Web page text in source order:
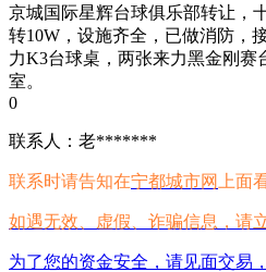
京城国际星辉台球俱乐部转让，
转10W，设施齐全，已做消防，
力K3台球桌，两张来力黑金刚赛
室。
0
联系人：老*******
联系时请告知在宁都城市网 上面
如遇无效、虚假、诈骗信息，请
为了您的资金安全，请见面交易